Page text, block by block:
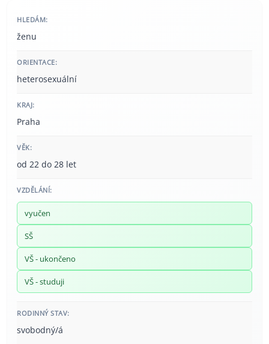
HLEDÁM:
ženu
ORIENTACE:
heterosexuální
KRAJ:
Praha
VĚK:
od 22 do 28 let
VZDĚLÁNÍ:
vyučen
SŠ
VŠ - ukončeno
VŠ - studuji
RODINNÝ STAV:
svobodný/á